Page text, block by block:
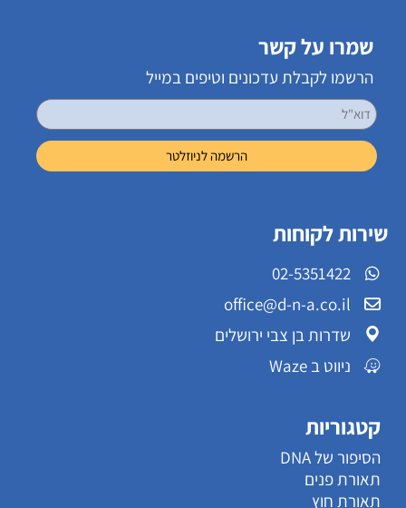
שמרו על קשר
הרשמו לקבלת עדכונים וטיפים במייל
שירות לקוחות
02-5351422
office@d-n-a.co.il
שדרות בן צבי ירושלים
ניווט ב Waze
קטגוריות
הסיפור של DNA
תאורת פנים
תאורת חוץ